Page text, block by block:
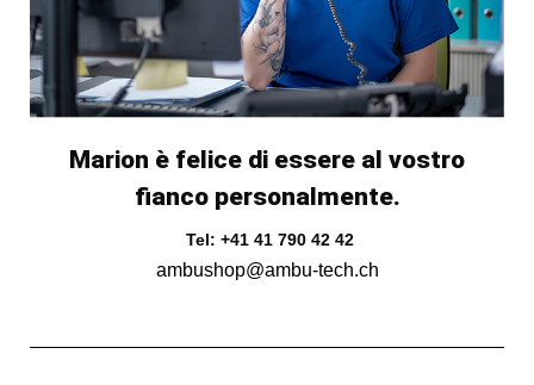
Marion è felice di essere al vostro
fianco personalmente.
Tel: +41 41 790 42 42
ambushop@ambu-tech.ch